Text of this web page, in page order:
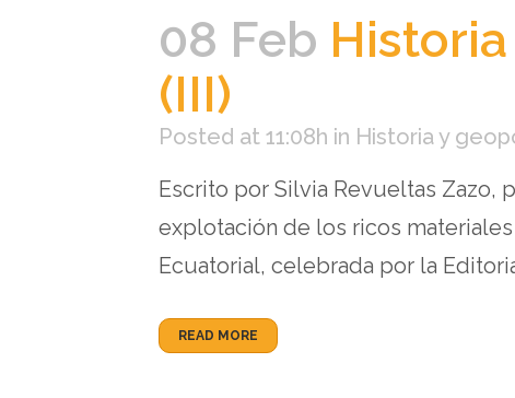
08 Feb
(III)
Posted at 11:08h in Historia y
Escrito por Silvia Revueltas Zazo,
explotación de los ricos
Ecuatorial, celebrada por la
READ MORE